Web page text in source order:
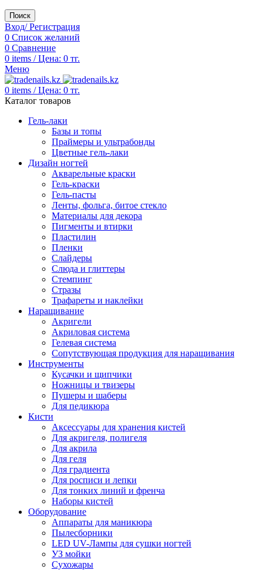
Поиск
Вход/ Регистрация
0 Список желаний
0 Сравнение
0 items / Цена: 0 тг.
Меню
0 items / Цена: 0 тг.
Каталог товаров
Гель-лаки
Базы и топы
Праймеры и ультрабонды
Цветные гель-лаки
Дизайн ногтей
Акварельные краски
Гель-краски
Гель-пасты
Ленты, фольга, битое стекло
Материалы для декора
Пигменты и втирки
Пластилин
Пленки
Слайдеры
Слюда и глиттеры
Стемпинг
Стразы
Трафареты и наклейки
Наращивание
Акригели
Акриловая система
Гелевая система
Сопутствующая продукция для наращивания
Инструменты
Кусачки и щипчики
Ножницы и твизеры
Пушеры и шаберы
Для педикюра
Кисти
Аксессуары для хранения кистей
Для акригеля, полигеля
Для акрила
Для геля
Для градиента
Для росписи и лепки
Для тонких линий и френча
Наборы кистей
Оборудование
Аппараты для маникюра
Пылесборники
LED UV-Лампы для сушки ногтей
УЗ мойки
Сухожары